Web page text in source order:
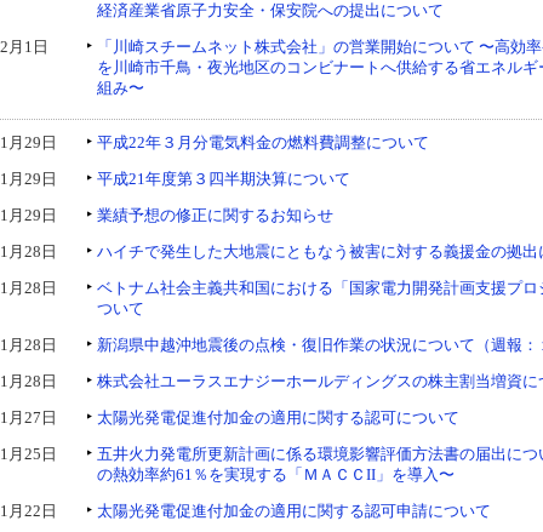
経済産業省原子力安全・保安院への提出について
2月1日
「川崎スチームネット株式会社」の営業開始について 〜高効
を川崎市千鳥・夜光地区のコンビナートへ供給する省エネル
組み〜
1月29日
平成22年３月分電気料金の燃料費調整について
1月29日
平成21年度第３四半期決算について
1月29日
業績予想の修正に関するお知らせ
1月28日
ハイチで発生した大地震にともなう被害に対する義援金の拠出
1月28日
ベトナム社会主義共和国における「国家電力開発計画支援プ
ついて
1月28日
新潟県中越沖地震後の点検・復旧作業の状況について（週報：
1月28日
株式会社ユーラスエナジーホールディングスの株主割当増資に
1月27日
太陽光発電促進付加金の適用に関する認可について
1月25日
五井火力発電所更新計画に係る環境影響評価方法書の届出に
の熱効率約61％を実現する「ＭＡＣＣII」を導入〜
1月22日
太陽光発電促進付加金の適用に関する認可申請について